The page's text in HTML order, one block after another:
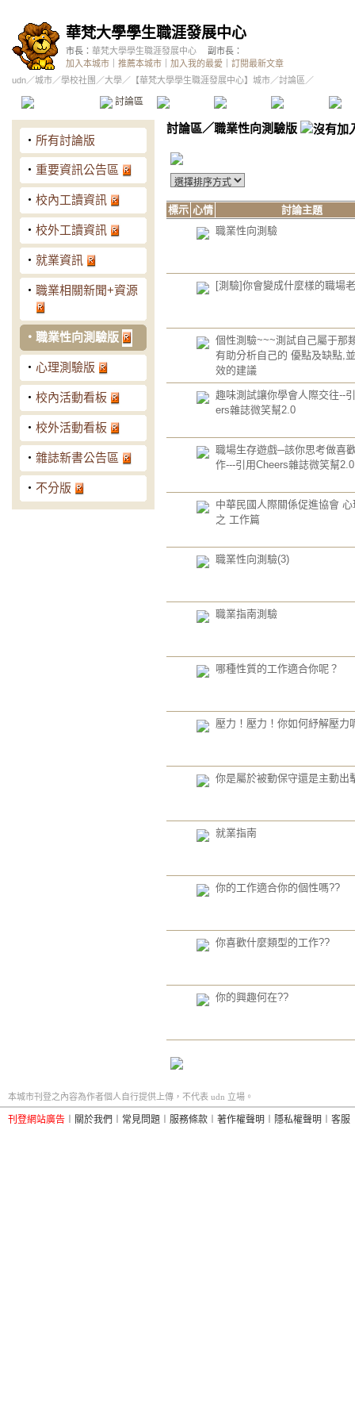
華梵大學學生職涯發展中心
市長： 華梵大學學生職涯發展中心
副市長：
加入本城市
推薦本城市 加入我的最愛
訂閱最新文章
udn／城市／學校社團 ／大學／ 【華梵大學學生職涯發展中心】城市／討論區／
討論區 精華區 投票區 影像館
‧ 所有討論版
‧ 重要資訊公告區
‧ 校內工讀資訊
‧ 校外工讀資訊
‧ 就業資訊
‧ 職業相關新聞+資源
‧ 職業性向測驗版
‧ 心理測驗版
‧ 校內活動看板
‧ 校外活動看板
‧ 雜誌新書公告區
‧ 不分版
討論區／職業性向測驗版
標示 心情
討論主題
職業性向測驗
[測驗]你會變成什麼樣的職場
個性測驗~~~測試自己屬于那
有助分析自己的 優點及缺點,
效的建議
趣味測試讓你學會人際交往--
ers雜誌微笑幫2.0
職場生存遊戲─該你思考做喜
作---引用Cheers雜誌微笑幫2.0
中華民國人際關係促進協會
之 工作篇
職業性向測驗(3)
職業指南測驗
哪種性質的工作適合你呢？
壓力！壓力！你如何紓解壓力
你是屬於被動保守還是主動出
就業指南
你的工作適合你的個性嗎??
你喜歡什麼類型的工作??
你的興趣何在??
本城市刊登之內容為作者個人自行提供上傳，不代表 udn 立場。
刊登網站廣告 關於我們 常見問題 服務條款 著作權聲明 隱私權聲明 客服